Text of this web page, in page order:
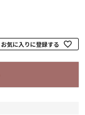
お気に入りに登録する